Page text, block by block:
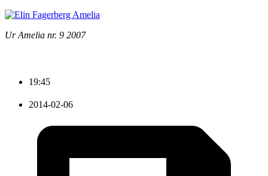
Ur Amelia nr. 9 2007
19:45
2014-02-06